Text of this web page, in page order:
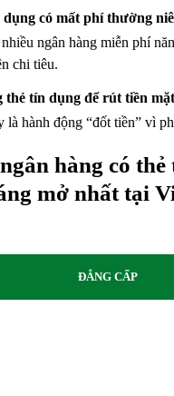
dụng có mất phí thường
ngân hàng miễn phí
chi tiêu.
thẻ tín dụng để rút tiền
hành động “đốt tiền” vì
hàng có
mở nhất tại
ĐẲNG CẤP